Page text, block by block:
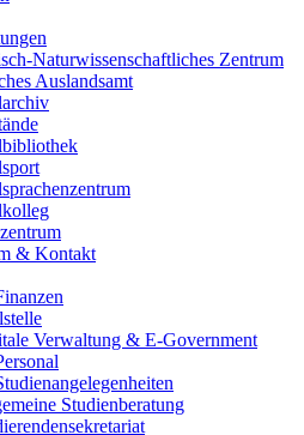
Naturwissenschaftliches Zentrum
Auslandsamt
& Kontakt
Verwaltung & E-Government
Studienberatung